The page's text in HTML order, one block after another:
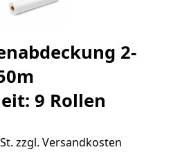
2-
9 Rollen
zzgl. Versandkosten